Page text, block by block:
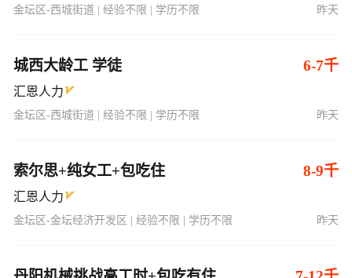
金坛区-西城街道 | 经验不限 | 学历不限 昨天
城西大龄工 学徒 6-7千
汇恩人力
金坛区-西城街道 | 经验不限 | 学历不限 昨天
索尔思+纯女工+包吃住 8-9千
汇恩人力
金坛区-金坛经济开发区 | 经验不限 | 学历不限 昨天